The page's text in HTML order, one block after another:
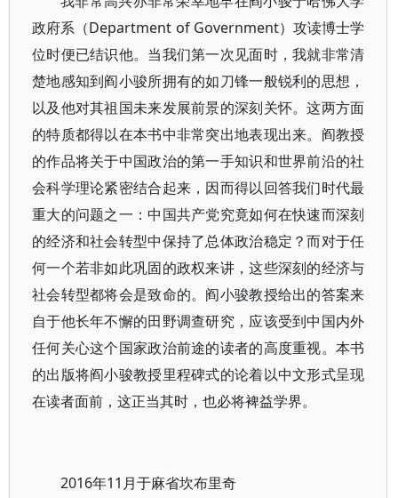
政府系（Department of Government）攻读博士学
位时便已结识他。当我们第一次见面时，我就非常清
楚地感知到阎小骏所拥有的如刀锋一般锐利的思想，
以及他对其祖国未来发展前景的深刻关怀。这两方面
的特质都得以在本书中非常突出地表现出来。阎教授
的作品将关于中国政治的第一手知识和世界前沿的社
会科学理论紧密结合起来，因而得以回答我们时代最
重大的问题之一：中国共产党究竟如何在快速而深刻
的经济和社会转型中保持了总体政治稳定？而对于任
何一个若非如此巩固的政权来讲，这些深刻的经济与
社会转型都将会是致命的。阎小骏教授给出的答案来
自于他长年不懈的田野调查研究，应该受到中国内外
任何关心这个国家政治前途的读者的高度重视。本书
的出版将阎小骏教授里程碑式的论着以中文形式呈现
在读者面前，这正当其时，也必将裨益学界。
2016年11月于麻省坎布里奇